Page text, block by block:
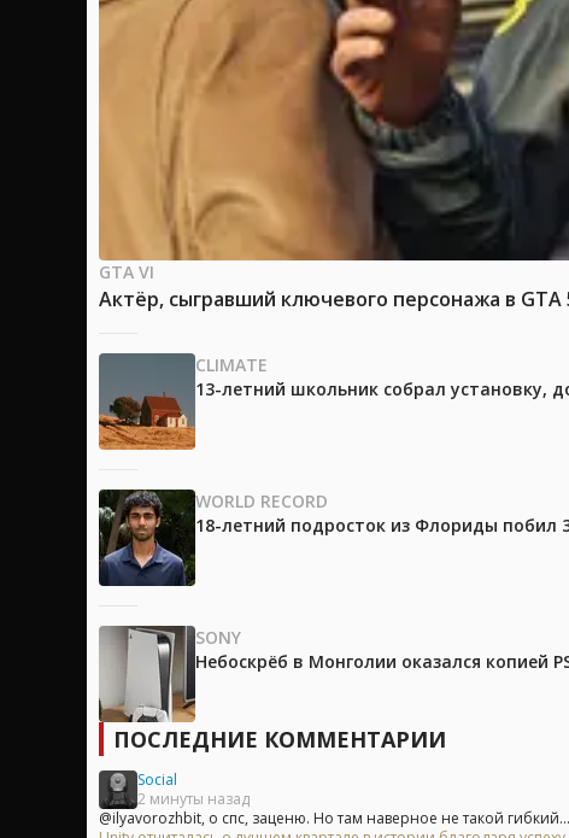
GTA VI
Актёр, сыгравший ключевого персонажа в GTA
CLIMATE
13-летний школьник собрал установку,
WORLD RECORD
18-летний подросток из Флориды
SONY
Небоскрёб в Монголии оказался копией
ПОСЛЕДНИЕ КОММЕНТАРИИ
Social
2 минуты назад
@ilyavorozhbit, о спс, заценю. Но там наверное не такой гибкий...